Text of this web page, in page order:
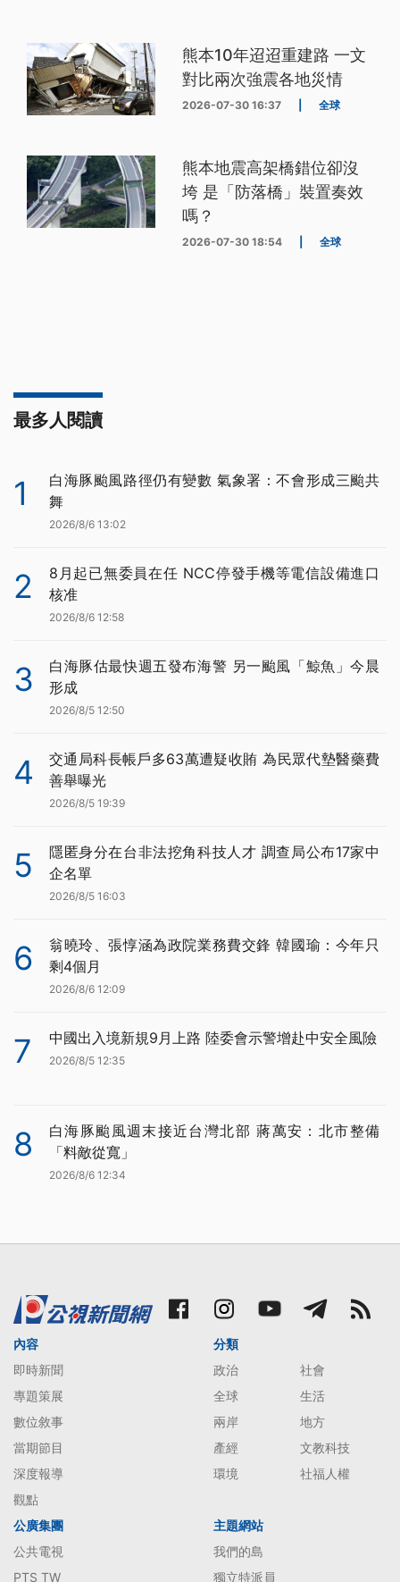
熊本10年迢迢重建路 一文
對比兩次強震各地災情
2026-07-30 16:37 全球
熊本地震高架橋錯位卻沒
垮 是「防落橋」裝置奏效
嗎？
2026-07-30 18:54 全球
最多人閱讀
1
白海豚颱風路徑仍有變數 氣象署：不會形成三颱共
舞
2026/8/6 13:02
2
8月起已無委員在任 NCC停發手機等電信設備進口
核准
2026/8/6 12:58
3
白海豚估最快週五發布海警 另一颱風「鯨魚」今晨
形成
2026/8/5 12:50
4
交通局科長帳戶多63萬遭疑收賄 為民眾代墊醫藥費
善舉曝光
2026/8/5 19:39
5
隱匿身分在台非法挖角科技人才 調查局公布17家中
企名單
2026/8/5 16:03
6
翁曉玲、張惇涵為政院業務費交鋒 韓國瑜：今年只
剩4個月
2026/8/6 12:09
7 中國出入境新規9月上路 陸委會示警增赴中安全風險
2026/8/5 12:35
8
白海豚颱風週末接近台灣北部 蔣萬安：北市整備
「料敵從寬」
2026/8/6 12:34
內容
即時新聞
專題策展
數位敘事
當期節目
深度報導
觀點
分類
政治
社會
全球
生活
兩岸
地方
產經
文教科技
環境
社福人權
公廣集團
公共電視
PTS TW
主題網站
我們的島
獨立特派員